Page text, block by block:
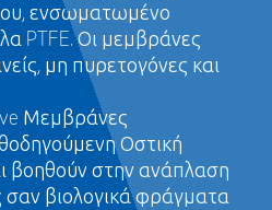
ενσωματωμένο
PTFE. Οι μεμβράνες
μη πυρετογόνες και
Μεμβράνες
Οστική
βοηθούν στην ανάπλαση
βιολογικά φράγματα